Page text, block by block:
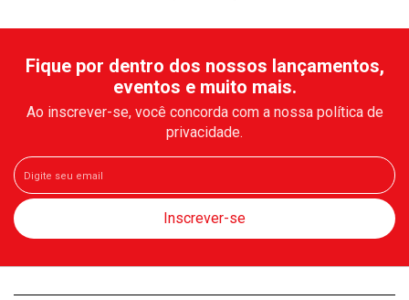
Fique por dentro dos nossos lançamentos,
eventos e muito mais.
Ao inscrever-se, você concorda com a nossa política de
privacidade.